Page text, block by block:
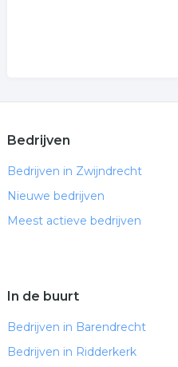
Bedrijven
Bedrijven in Zwijndrecht
Nieuwe bedrijven
Meest actieve bedrijven
In de buurt
Bedrijven in Barendrecht
Bedrijven in Ridderkerk